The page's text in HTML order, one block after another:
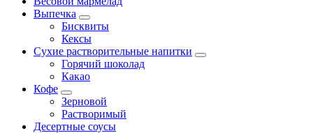
Выпечка
Бисквиты
Кексы
Сухие растворительные напитки
Горячий шоколад
Какао
Кофе
Зерновой
Растворимый
Десертные соусы